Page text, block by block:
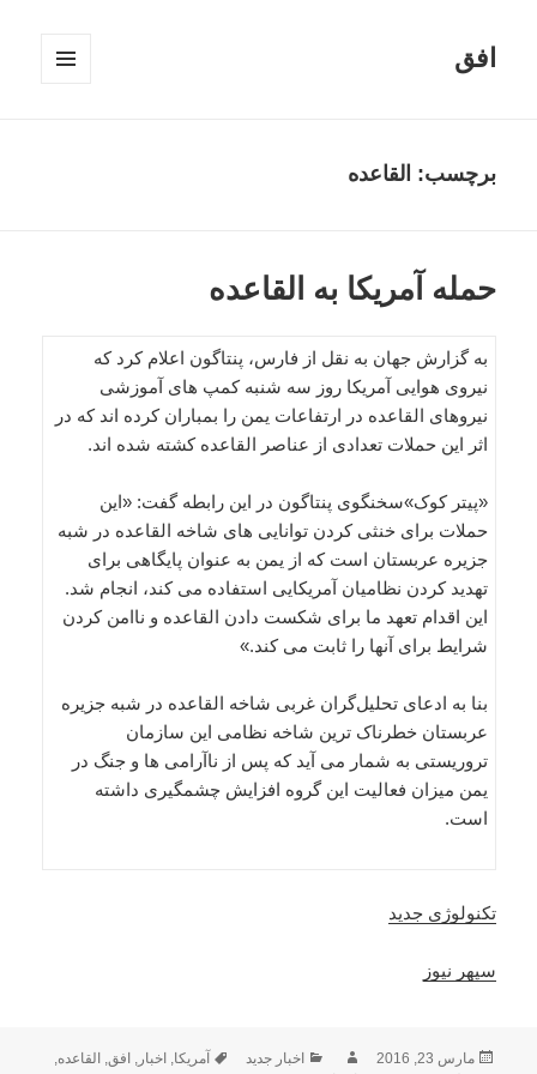
افق
برچسب: القاعده
حمله آمریکا به القاعده
به گزارش جهان به نقل از فارس، پنتاگون اعلام کرد که
نیروی هوایی آمریکا روز سه شنبه کمپ های آموزشی
نیروهای القاعده در ارتفاعات یمن را بمباران کرده اند که در
اثر این حملات تعدادی از عناصر القاعده کشته شده اند.
«پیتر کوک»سخنگوی پنتاگون در این رابطه گفت: «این
حملات برای خنثی کردن توانایی های شاخه القاعده در شبه
جزیره عربستان است که از یمن به عنوان پایگاهی برای
تهدید کردن نظامیان آمریکایی استفاده می کند، انجام شد.
این اقدام تعهد ما برای شکست دادن القاعده و ناامن کردن
شرایط برای آنها را ثابت می کند.»
بنا به ادعای تحلیل‌گران غربی شاخه القاعده در شبه جزیره
عربستان خطرناک ترین شاخه نظامی این سازمان
تروریستی به شمار می آید که پس از ناآرامی ها و جنگ در
یمن میزان فعالیت این گروه افزایش چشمگیری داشته
است.
تکنولوژی جدید
سپهر نیوز
ارسال
مارس 23, 2016 نویسندهدسته‌ها
اخبار جدید برچسب‌ها
آمریکا, اخبار, افق, القاعده,